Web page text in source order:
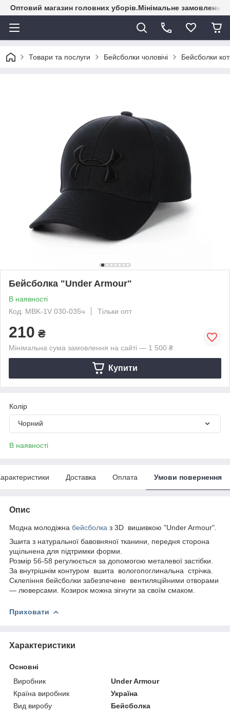
Оптовий магазин головних уборів.Мінімальне замовлення
Товари та послуги Бейсболки чоловічі Бейсболки
Бейсболка "Under Armour"
В наявності
Код: MBK-1V 030-035ч
Тільки опт
210 ₴
Мінімальна сума замовлення на сайті — 1 500 ₴
Купити
Колір
Чорний
В наявності
Доставка Оплата Умови повернення
Опис
Модна молодіжна бейсболка з 3D вишивкою "Under Armour".
Зшита з натуральної бавовняної тканини, передня сторона
ущільнена для підтримки форми.
Розмір 56-58 регулюється за допомогою металевої застібки.
За внутрішнім контуром вшита вологопоглинальна стрічка.
Склепіння бейсболки забезпечене вентиляційними отворами
— люверсами. Козирок можна зігнути за своїм смаком.
Приховати
Характеристики
Основні
Виробник
Under Armour
Країна виробник
Україна
Вид виробу
Бейсболка